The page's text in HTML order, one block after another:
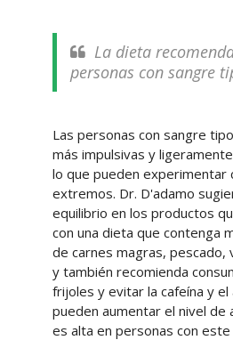
La dieta
personas con sangre
Las personas con sangre
más impulsivas y
lo que pueden experimentar
extremos. Dr. D'adamo
equilibrio en los productos
con una dieta que contenga
de carnes magras, pescado,
y también recomienda
frijoles y evitar la cafeína y el
pueden aumentar el nivel de
es alta en personas con